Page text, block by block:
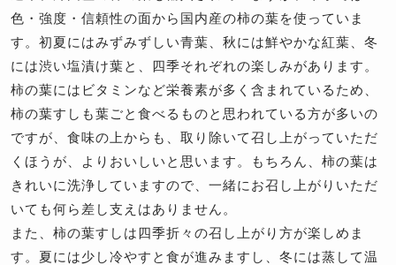
色・強度・信頼性の面から国内産の柿の葉を使っていま
す。初夏にはみずみずしい青葉、秋には鮮やかな紅葉、冬
には渋い塩漬け葉と、四季それぞれの楽しみがあります。
柿の葉にはビタミンなど栄養素が多く含まれているため、
柿の葉すしも葉ごと食べるものと思われている方が多いの
ですが、食味の上からも、取り除いて召し上がっていただ
くほうが、よりおいしいと思います。もちろん、柿の葉は
きれいに洗浄していますので、一緒にお召し上がりいただ
いても何ら差し支えはありません。
また、柿の葉すしは四季折々の召し上がり方が楽しめま
す。夏には少し冷やすと食が進みますし、冬には蒸して温